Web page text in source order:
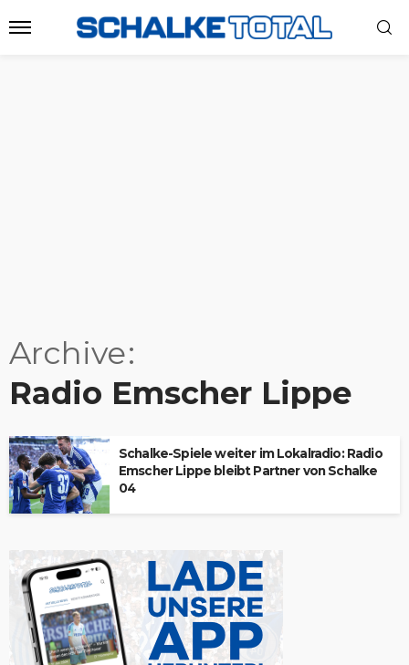
Archive
Radio Emscher Lippe
Schalke-Spiele weiter im Lokalradio: Radio
Emscher Lippe bleibt Partner von Schalke
04